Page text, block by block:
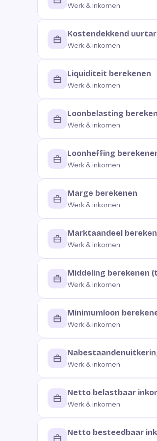
Werk & inkomen
Kostendekkend
Werk & inkomen
Liquiditeit berekenen
Werk & inkomen
Loonbelasting
Werk & inkomen
Loonheffing
Werk & inkomen
Marge berekenen
Werk & inkomen
Marktaandeel
Werk & inkomen
Middeling berekenen
Werk & inkomen
Minimumloon
Werk & inkomen
Werk & inkomen
Netto belastbaar
Werk & inkomen
Netto besteedbaar